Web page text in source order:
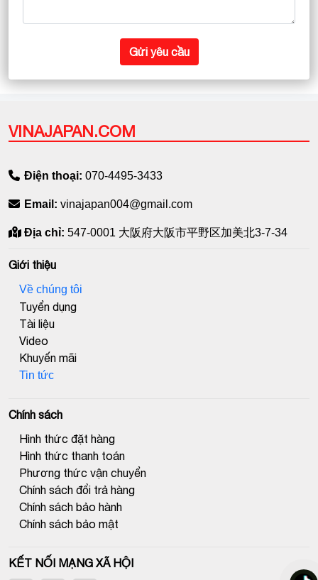
Gửi yêu cầu
VINAJAPAN.COM
Điện thoại: 070-4495-3433
Email: vinajapan004@gmail.com
Địa chỉ: 547-0001 大阪府大阪市平野区加美北3-7-34
Giới thiệu
Về chúng tôi
Tuyển dụng
Tài liệu
Video
Khuyến mãi
Tin tức
Chính sách
Hình thức đặt hàng
Hình thức thanh toán
Phương thức vận chuyển
Chính sách đổi trả hàng
Chính sách bảo hành
Chính sách bảo mật
KẾT NỐI MẠNG XÃ HỘI